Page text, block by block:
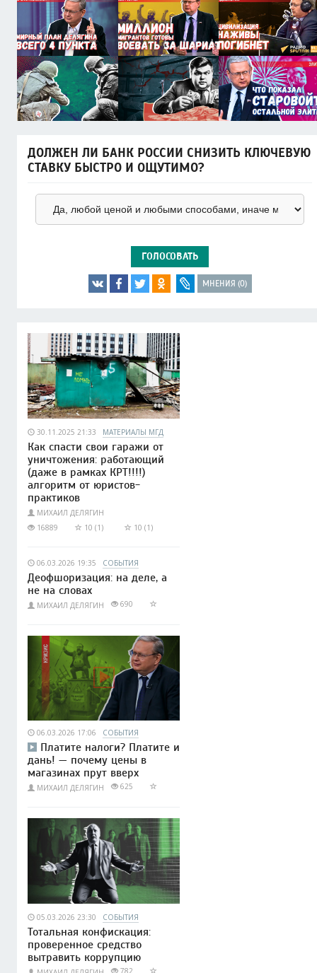
ДОЛЖЕН ЛИ БАНК РОССИИ СНИЗИТЬ КЛЮЧЕВУЮ
СТАВКУ БЫСТРО И ОЩУТИМО?
ГОЛОСОВАТЬ
МНЕНИЯ (0)
30.11.2025 21:33 МАТЕРИАЛЫ МГД
Как спасти свои гаражи от
уничтожения: работающий
(даже в рамках КРТ!!!!)
алгоритм от юристов-
практиков
МИХАИЛ ДЕЛЯГИН
16889
10 (1) 10 (1)
06.03.2026 19:35 СОБЫТИЯ
Деофшоризация: на деле, а
не на словах
МИХАИЛ ДЕЛЯГИН 690
06.03.2026 17:06 СОБЫТИЯ
Платите налоги? Платите и
дань! — почему цены в
магазинах прут вверх
МИХАИЛ ДЕЛЯГИН 625
05.03.2026 23:30 СОБЫТИЯ
Тотальная конфискация:
проверенное средство
вытравить коррупцию
782